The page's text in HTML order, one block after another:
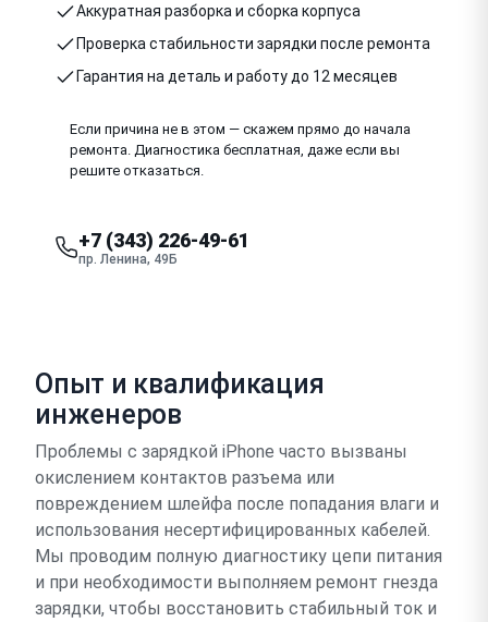
Аккуратная разборка и сборка корпуса
Проверка стабильности зарядки после ремонта
Гарантия на деталь и работу до 12 месяцев
Если причина не в этом — скажем прямо до начала
ремонта. Диагностика бесплатная, даже если вы
решите отказаться.
+7 (343) 226-49-61
пр. Ленина, 49Б
Опыт и квалификация
инженеров
Проблемы с зарядкой iPhone часто вызваны
окислением контактов разъема или
повреждением шлейфа после попадания влаги и
использования несертифицированных кабелей.
Мы проводим полную диагностику цепи питания
и при необходимости выполняем ремонт гнезда
зарядки, чтобы восстановить стабильный ток и